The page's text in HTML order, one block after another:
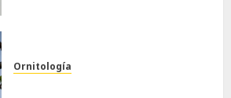
Ornitología